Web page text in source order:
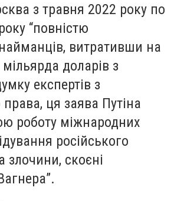
з травня 2022 року по
“повністю
витративши на
доларів з
експертів з
ця заява Путіна
роботу міжнародних
російського
злочини, скоєні